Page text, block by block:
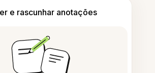
e rascunhar anotações